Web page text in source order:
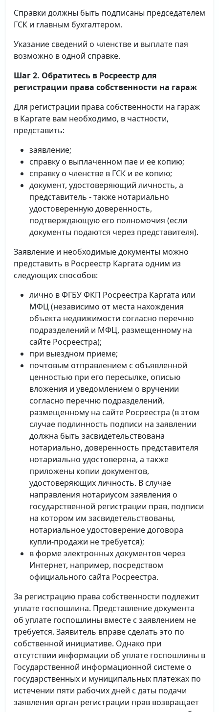
Справки должны быть подписаны председателем
ГСК и главным бухгалтером.
Указание сведений о членстве и выплате пая
возможно в одной справке.
Шаг 2. Обратитесь в Росреестр для
регистрации права собственности на гараж
Для регистрации права собственности на гараж
в Каргате вам необходимо, в частности,
представить:
заявление;
справку о выплаченном пае и ее копию;
справку о членстве в ГСК и ее копию;
документ, удостоверяющий личность, а
представитель - также нотариально
удостоверенную доверенность,
подтверждающую его полномочия (если
документы подаются через представителя).
Заявление и необходимые документы можно
представить в Росреестр Каргата одним из
следующих способов:
лично в ФГБУ ФКП Росреестра Каргата или
МФЦ (независимо от места нахождения
объекта недвижимости согласно перечню
подразделений и МФЦ, размещенному на
сайте Росреестра);
при выездном приеме;
почтовым отправлением с объявленной
ценностью при его пересылке, описью
вложения и уведомлением о вручении
согласно перечню подразделений,
размещенному на сайте Росреестра (в этом
случае подлинность подписи на заявлении
должна быть засвидетельствована
нотариально, доверенность представителя
нотариально удостоверена, а также
приложены копии документов,
удостоверяющих личность. В случае
направления нотариусом заявления о
государственной регистрации прав, подписи
на котором им засвидетельствованы,
нотариальное удостоверение договора
купли-продажи не требуется);
в форме электронных документов через
Интернет, например, посредством
официального сайта Росреестра.
За регистрацию права собственности подлежит
уплате госпошлина. Представление документа
об уплате госпошлины вместе с заявлением не
требуется. Заявитель вправе сделать это по
собственной инициативе. Однако при
отсутствии информации об уплате госпошлины в
Государственной информационной системе о
государственных и муниципальных платежах по
истечении пяти рабочих дней с даты подачи
заявления орган регистрации прав возвращает